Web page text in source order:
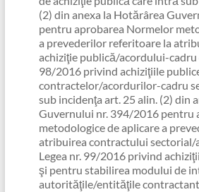
(2) din anexa la Hotărârea
pentru aprobarea Normelor
a prevederilor referitoare la
achiziţie publică/acordului-cadru
98/2016 privind achiziţiile
contractelor/acordurilor-cadru
sub incidenţa art. 25 alin. (2) din
Guvernului nr. 394/2016 pentru
metodologice de aplicare a
atribuirea contractului sectorial/
Legea nr. 99/2016 privind
şi pentru stabilirea modului de
autorităţile/entităţile